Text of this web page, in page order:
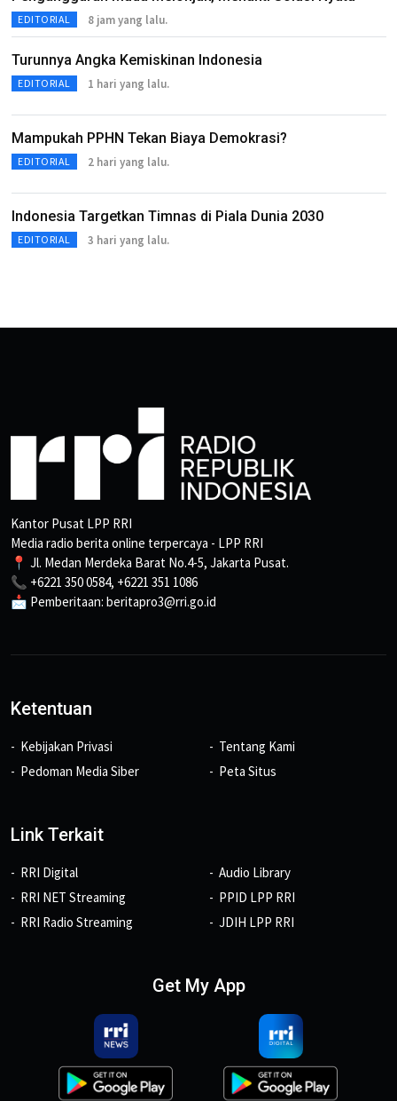
EDITORIAL 8 jam yang lalu.
Turunnya Angka Kemiskinan Indonesia
EDITORIAL 1 hari yang lalu.
Mampukah PPHN Tekan Biaya Demokrasi?
EDITORIAL 2 hari yang lalu.
Indonesia Targetkan Timnas di Piala Dunia 2030
EDITORIAL 3 hari yang lalu.
Kantor Pusat LPP RRI
Media radio berita online terpercaya - LPP RRI
📍 Jl. Medan Merdeka Barat No.4-5, Jakarta Pusat.
📞 +6221 350 0584, +6221 351 1086
📩 Pemberitaan: beritapro3@rri.go.id
Ketentuan
Kebijakan Privasi
Pedoman Media Siber
Tentang Kami
Peta Situs
Link Terkait
RRI Digital
RRI NET Streaming
RRI Radio Streaming
Audio Library
PPID LPP RRI
JDIH LPP RRI
Get My App